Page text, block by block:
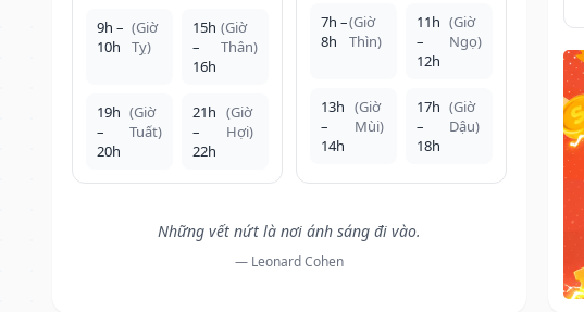
9h –
10h
(Giờ
Tỵ)
15h
–
16h
(Giờ
Thân)
19h
–
20h
(Giờ
Tuất)
21h
–
22h
(Giờ
Hợi)
7h –
8h
(Giờ
Thìn)
11h
–
12h
(Giờ
Ngọ)
13h
–
14h
(Giờ
Mùi)
17h
–
18h
(Giờ
Dậu)
Những vết nứt là nơi ánh sáng đi vào.
— Leonard Cohen